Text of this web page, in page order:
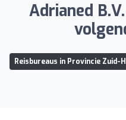
Adrianed
Reisbureaus in Provincie Zuid-